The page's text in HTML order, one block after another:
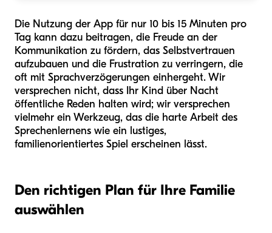
Die Nutzung der App für nur 10 bis 15 Minuten pro
Tag kann dazu beitragen, die Freude an der
Kommunikation zu fördern, das Selbstvertrauen
aufzubauen und die Frustration zu verringern, die
oft mit Sprachverzögerungen einhergeht. Wir
versprechen nicht, dass Ihr Kind über Nacht
öffentliche Reden halten wird; wir versprechen
vielmehr ein Werkzeug, das die harte Arbeit des
Sprechenlernens wie ein lustiges,
familienorientiertes Spiel erscheinen lässt.
Den richtigen Plan für Ihre Familie
auswählen